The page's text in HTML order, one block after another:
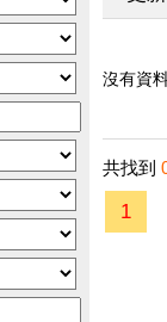
沒有資料
共找到
1